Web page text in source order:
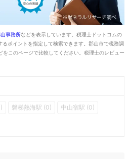
事務所などを表示しています。税理士ドットコムの
ポイントを指定して検索できます。郡山市で税務調
このページで比較してください。税理士のレビュー
磐梯熱海駅 (0) 中山宿駅 (0)